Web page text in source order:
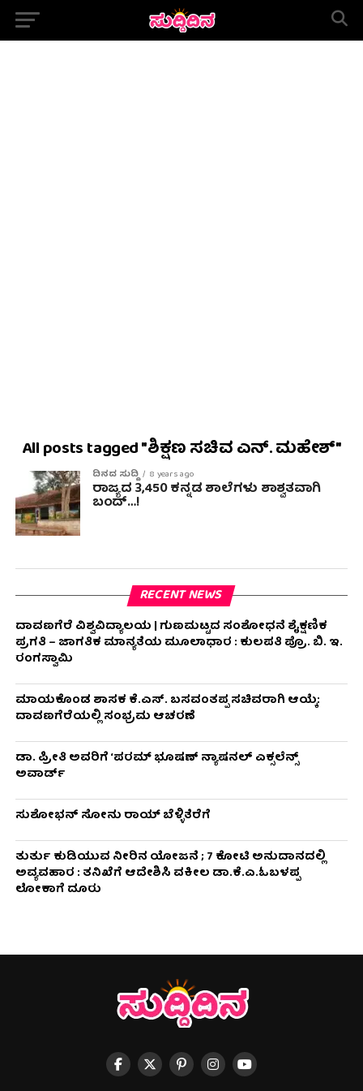
All posts tagged "ಶಿಕ್ಷಣ ಸಚಿವ ಎನ್. ಮಹೇಶ್"
ದಿನದ ಸುದ್ದಿ 8 years ago
ರಾಜ್ಯದ 3,450 ಕನ್ನಡ ಶಾಲೆಗಳು ಶಾಶ್ವತವಾಗಿ
ಬಂದ್…!
RECENT NEWS
ದಾವಣಗೆರೆ ವಿಶ್ವವಿದ್ಯಾಲಯ | ಗುಣಮಟ್ಟದ ಸಂಶೋಧನೆ ಶೈಕ್ಷಣಿಕ
ಪ್ರಗತಿ – ಜಾಗತಿಕ ಮಾನ್ಯತೆಯ ಮೂಲಾಧಾರ : ಕುಲಪತಿ ಪ್ರೊ. ಬಿ. ಇ.
ರಂಗಸ್ವಾಮಿ
ಮಾಯಕೊಂಡ ಶಾಸಕ ಕೆ.ಎಸ್. ಬಸವಂತಪ್ಪ ಸಚಿವರಾಗಿ ಆಯ್ಕೆ:
ದಾವಣಗೆರೆಯಲ್ಲಿ ಸಂಭ್ರಮ ಆಚರಣೆ
ಡಾ. ಪ್ರೀತಿ ಅವರಿಗೆ ‘ಪರಮ್ ಭೂಷಣ್ ನ್ಯಾಷನಲ್ ಎಕ್ಸಲೆನ್ಸ್
ಅವಾರ್ಡ್
ಸುಶೋಭನ್ ಸೋನು ರಾಯ್ ಬೆಳ್ಳಿತೆರೆಗೆ
ತುರ್ತು ಕುಡಿಯುವ ನೀರಿನ ಯೋಜನೆ ; 7 ಕೋಟಿ ಅನುದಾನದಲ್ಲಿ
ಅವ್ಯವಹಾರ : ತನಿಖೆಗೆ ಆದೇಶಿಸಿ ವಕೀಲ ಡಾ‌.ಕೆ.ಎ.ಓಬಳಪ್ಪ
ಲೋಕಾಗೆ ದೂರು